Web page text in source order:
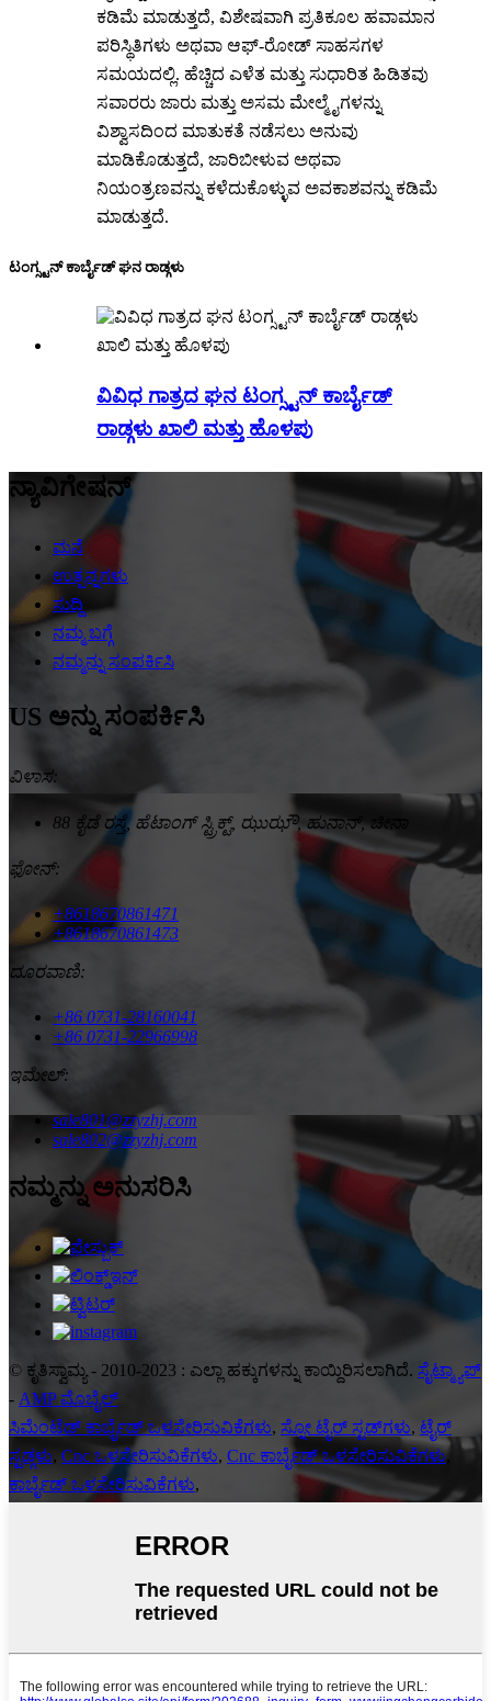
ಕಡಿಮೆ ಮಾಡುತ್ತದೆ, ವಿಶೇಷವಾಗಿ ಪ್ರತಿಕೂಲ ಹವಾಮಾನ
ಪರಿಸ್ಥಿತಿಗಳು ಅಥವಾ ಆಫ್-ರೋಡ್ ಸಾಹಸಗಳ
ಸಮಯದಲ್ಲಿ. ಹೆಚ್ಚಿದ ಎಳೆತ ಮತ್ತು ಸುಧಾರಿತ ಹಿಡಿತವು
ಸವಾರರು ಜಾರು ಮತ್ತು ಅಸಮ ಮೇಲ್ಮೈಗಳನ್ನು
ವಿಶ್ವಾಸದಿಂದ ಮಾತುಕತೆ ನಡೆಸಲು ಅನುವು
ಮಾಡಿಕೊಡುತ್ತದೆ, ಜಾರಿಬೀಳುವ ಅಥವಾ
ನಿಯಂತ್ರಣವನ್ನು ಕಳೆದುಕೊಳ್ಳುವ ಅವಕಾಶವನ್ನು ಕಡಿಮೆ
ಮಾಡುತ್ತದೆ.
ಟಂಗ್ಸ್ಟನ್ ಕಾರ್ಬೈಡ್ ಘನ ರಾಡ್ಗಳು
ವಿವಿಧ ಗಾತ್ರದ ಘನ ಟಂಗ್ಸ್ಟನ್ ಕಾರ್ಬೈಡ್
ರಾಡ್ಗಳು ಖಾಲಿ ಮತ್ತು ಹೊಳಪು
ನ್ಯಾವಿಗೇಷನ್
ಮನೆ
ಉತ್ಪನ್ನಗಳು
ಸುದ್ದಿ
ನಮ್ಮ ಬಗ್ಗೆ
ನಮ್ಮನ್ನು ಸಂಪರ್ಕಿಸಿ
US ಅನ್ನು ಸಂಪರ್ಕಿಸಿ
ವಿಳಾಸ:
88 ಕೈಡೆ ರಸ್ತೆ, ಹೆಟಾಂಗ್ ಸ್ಟ್ರಿಕ್ಟ್, ಝುಝೌ, ಹುನಾನ್, ಚೀನಾ
ಫೋನ್:
+8618670861471
+8618670861473
ದೂರವಾಣಿ:
+86 0731-28160041
+86 0731-22966998
ಇಮೇಲ್:
sale801@zzyzhj.com
sale802@zzyzhj.com
ನಮ್ಮನ್ನು ಅನುಸರಿಸಿ
© ಕೃತಿಸ್ವಾಮ್ಯ - 2010-2023 : ಎಲ್ಲಾ ಹಕ್ಕುಗಳನ್ನು ಕಾಯ್ದಿರಿಸಲಾಗಿದೆ. ಸೈಟ್ಮ್ಯಾಪ್
- AMP ಮೊಬೈಲ್
ಸಿಮೆಂಟೆಡ್ ಕಾರ್ಬೈಡ್ ಒಳಸೇರಿಸುವಿಕೆಗಳು, ಸ್ನೋ ಟೈರ್ ಸ್ಟಡ್‌ಗಳು, ಟೈರ್
ಸ್ಟಡ್ಗಳು, Cnc ಒಳಸೇರಿಸುವಿಕೆಗಳು, Cnc ಕಾರ್ಬೈಡ್ ಒಳಸೇರಿಸುವಿಕೆಗಳು,
ಕಾರ್ಬೈಡ್ ಒಳಸೇರಿಸುವಿಕೆಗಳು,